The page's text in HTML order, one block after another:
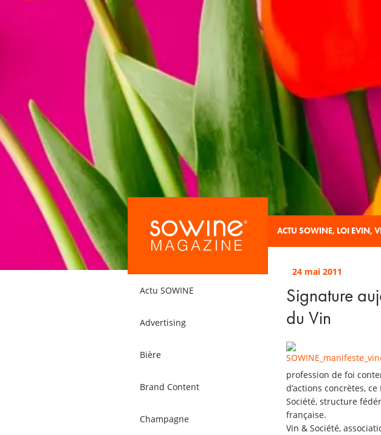
Actu SOWINE
Advertising
Bière
Brand Content
Champagne
ACTU SOWINE, LOI EVIN,
24 mai 2011
Signature
du Vin
profession de foi
d’actions concrètes,
Société, structure
française.
Vin & Société,